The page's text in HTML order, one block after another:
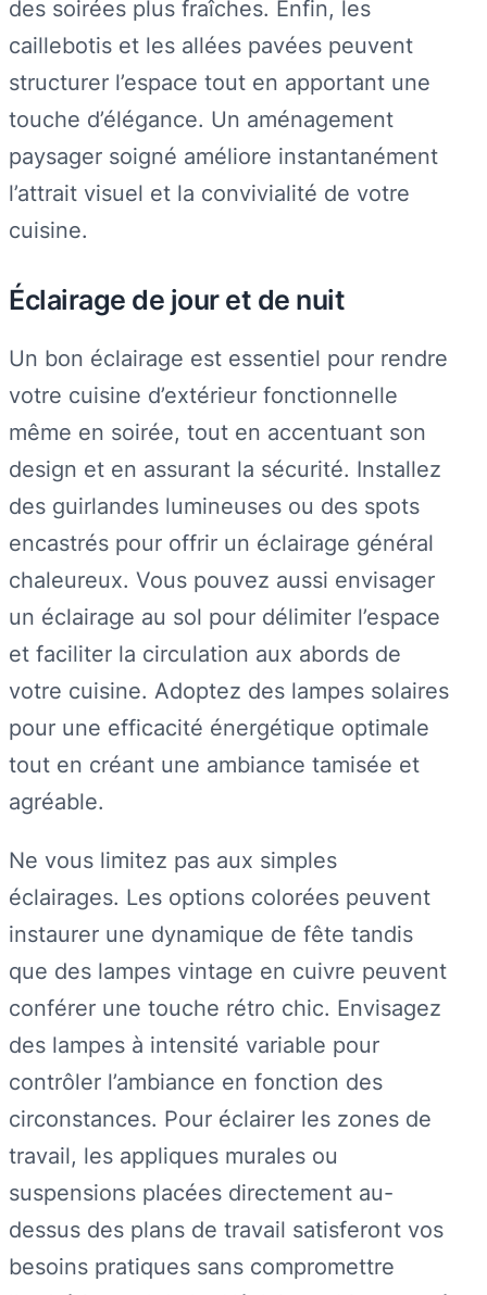
des soirées plus fraîches. Enfin, les
caillebotis et les allées pavées peuvent
structurer l’espace tout en apportant une
touche d’élégance. Un aménagement
paysager soigné améliore instantanément
l’attrait visuel et la convivialité de votre
cuisine.
Éclairage de jour et de nuit
Un bon éclairage est essentiel pour rendre
votre cuisine d’extérieur fonctionnelle
même en soirée, tout en accentuant son
design et en assurant la sécurité. Installez
des guirlandes lumineuses ou des spots
encastrés pour offrir un éclairage général
chaleureux. Vous pouvez aussi envisager
un éclairage au sol pour délimiter l’espace
et faciliter la circulation aux abords de
votre cuisine. Adoptez des lampes solaires
pour une efficacité énergétique optimale
tout en créant une ambiance tamisée et
agréable.
Ne vous limitez pas aux simples
éclairages. Les options colorées peuvent
instaurer une dynamique de fête tandis
que des lampes vintage en cuivre peuvent
conférer une touche rétro chic. Envisagez
des lampes à intensité variable pour
contrôler l’ambiance en fonction des
circonstances. Pour éclairer les zones de
travail, les appliques murales ou
suspensions placées directement au-
dessus des plans de travail satisferont vos
besoins pratiques sans compromettre